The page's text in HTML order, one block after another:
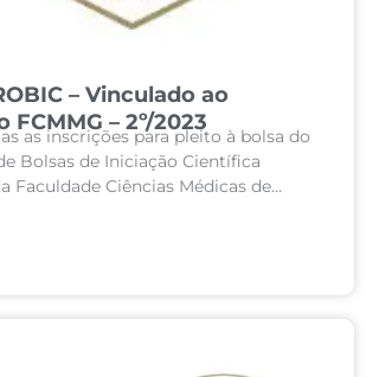
– Vinculado ao
FCMMG – 2º/2023
as inscrições para pleito à bolsa do
Bolsas de Iniciação Científica
Faculdade Ciências Médicas de